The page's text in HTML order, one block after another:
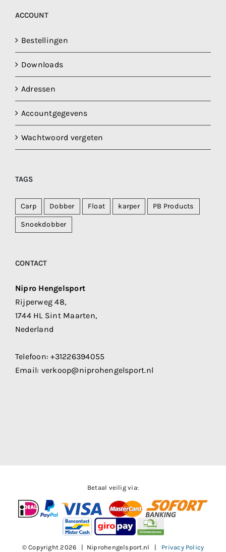
ACCOUNT
Bestellingen
Downloads
Adressen
Accountgegevens
Wachtwoord vergeten
TAGS
Carp Dobber Float karper PB Products
Snoekdobber
CONTACT
Nipro Hengelsport
Rijperweg 48,
1744 HL Sint Maarten,
Nederland
Telefoon:+31226394055
Email: verkoop@niprohengelsport.nl
Betaal veilig via:
© Copyright2026 | Niprohengelsport.nl | Privacy Policy